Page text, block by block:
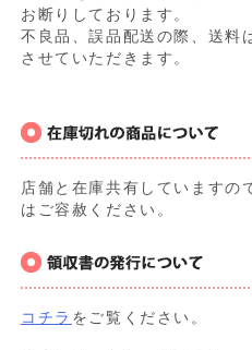
お断りしております。
不良品、誤品配送の際、送料
させていただきます。
店舗と在庫共有していますの
はご容赦ください。
コチラ をご覧ください。